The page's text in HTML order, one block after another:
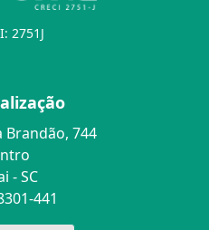
2751J
Brandão, 744
- SC
441